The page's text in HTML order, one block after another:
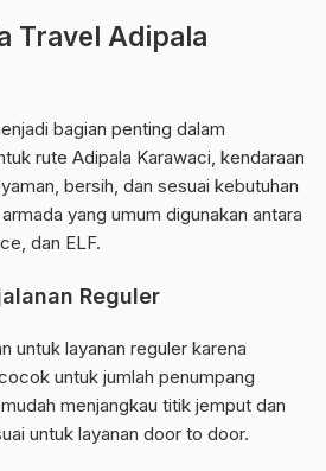
Travel Adipala
bagian penting dalam
rute Adipala Karawaci, kendaraan
bersih, dan sesuai kebutuhan
yang umum digunakan antara
dan ELF.
Reguler
untuk layanan reguler karena
untuk jumlah penumpang
menjangkau titik jemput dan
untuk layanan door to door.